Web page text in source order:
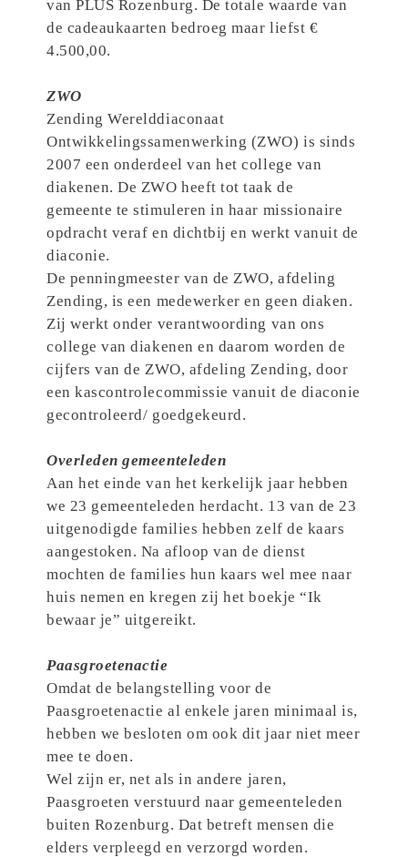
van PLUS Rozenburg. De totale waarde van
de cadeaukaarten bedroeg maar liefst €
4.500,00.
ZWO
Zending Werelddiaconaat
Ontwikkelingssamenwerking (ZWO) is sinds
2007 een onderdeel van het college van
diakenen. De ZWO heeft tot taak de
gemeente te stimuleren in haar missionaire
opdracht veraf en dichtbij en werkt vanuit de
diaconie.
De penningmeester van de ZWO, afdeling
Zending, is een medewerker en geen diaken.
Zij werkt onder verantwoording van ons
college van diakenen en daarom worden de
cijfers van de ZWO, afdeling Zending, door
een kascontrolecommissie vanuit de diaconie
gecontroleerd/ goedgekeurd.
Overleden gemeenteleden
Aan het einde van het kerkelijk jaar hebben
we 23 gemeenteleden herdacht. 13 van de 23
uitgenodigde families hebben zelf de kaars
aangestoken. Na afloop van de dienst
mochten de families hun kaars wel mee naar
huis nemen en kregen zij het boekje “Ik
bewaar je” uitgereikt.
Paasgroetenactie
Omdat de belangstelling voor de
Paasgroetenactie al enkele jaren minimaal is,
hebben we besloten om ook dit jaar niet meer
mee te doen.
Wel zijn er, net als in andere jaren,
Paasgroeten verstuurd naar gemeenteleden
buiten Rozenburg. Dat betreft mensen die
elders verpleegd en verzorgd worden.